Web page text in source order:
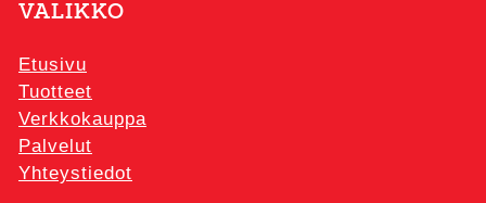
VALIKKO
Etusivu
Tuotteet
Verkkokauppa
Palvelut
Yhteystiedot